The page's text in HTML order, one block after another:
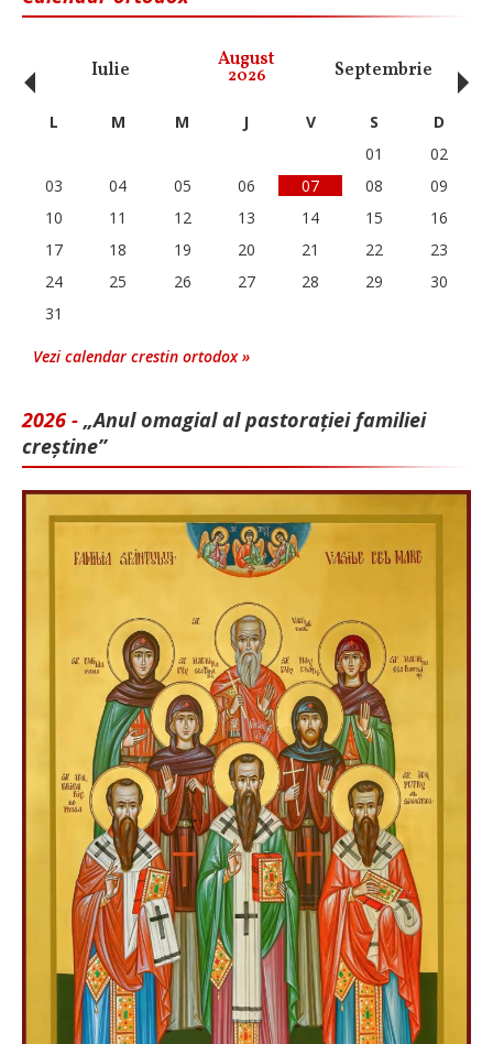
Iulie August
2026 Septembrie
‹ L M M J V S
D
01
02
03
04 05 06 07 08
09
10
11 12 13 14 15
16
17
18 19 20 21 22
23
24
25 26 27 28 29
30
31
Vezi calendar crestin ortodox »
2026 - „Anul omagial al pastorației familiei
creștine”